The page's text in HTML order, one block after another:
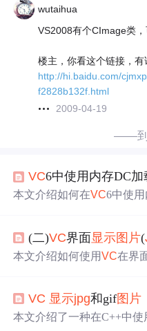
wutaihua
VS2008有个CImage类
楼主，你看这个链接，
http://hi.baidu.com/
f2828b132f.html
2009-04-19
——
VC6中使用内存DC加
本文介绍如何在VC6中使
(二)VC界面显示图片(
本文介绍如何使用VC在界
VC 显示jpg和gif图片
本文介绍了一种在C++中使